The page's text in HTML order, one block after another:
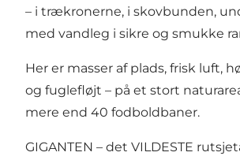
– i trækronerne, i skovbunden,
med vandleg i sikre og smukke
Her er masser af plads, frisk luft,
og fuglefløjt – på et stort
mere end 40 fodboldbaner.
GIGANTEN – det VILDESTE